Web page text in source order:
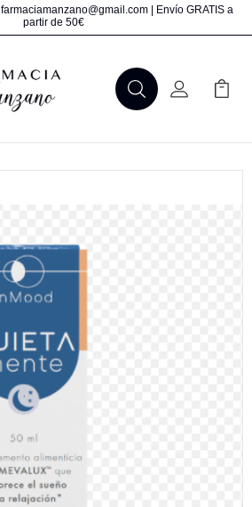
farmaciamanzano@gmail.com | Envío GRATIS a
partir de 50€
BuscarMi Cuenta
Mi